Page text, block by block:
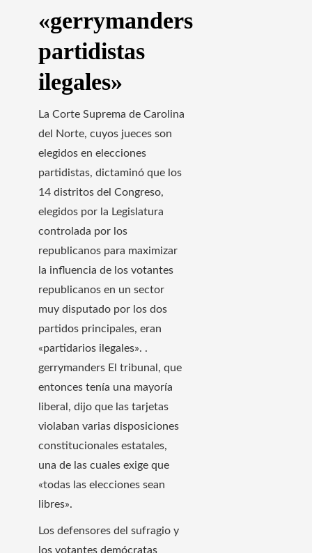
«gerrymanders
partidistas
ilegales»
La Corte Suprema de Carolina
del Norte, cuyos jueces son
elegidos en elecciones
partidistas, dictaminó que los
14 distritos del Congreso,
elegidos por la Legislatura
controlada por los
republicanos para maximizar
la influencia de los votantes
republicanos en un sector
muy disputado por los dos
partidos principales, eran
«partidarios ilegales». .
gerrymanders El tribunal, que
entonces tenía una mayoría
liberal, dijo que las tarjetas
violaban varias disposiciones
constitucionales estatales,
una de las cuales exige que
«todas las elecciones sean
libres».
Los defensores del sufragio y
los votantes demócratas